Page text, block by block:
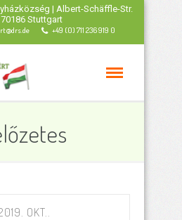
| Albert-Schäffle-Str.
Stuttgart
+49 (0) 711 236 919 0
OKT..